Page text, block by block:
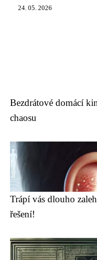
24. 05. 2026
Bezdrátové domácí
chaosu
Trápí vás dlouho
řešení!